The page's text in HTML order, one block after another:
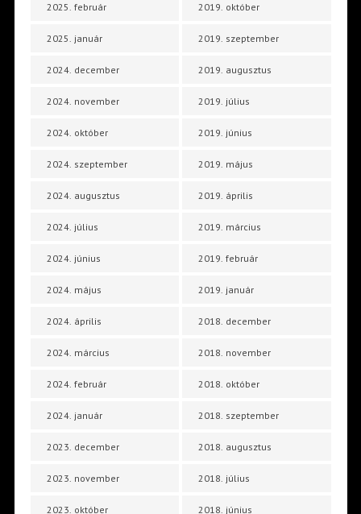
2025. február
2025. január
2024. december
2024. november
2024. október
2024. szeptember
2024. augusztus
2024. július
2024. június
2024. május
2024. április
2024. március
2024. február
2024. január
2023. december
2023. november
2023. október
2019. október
2019. szeptember
2019. augusztus
2019. július
2019. június
2019. május
2019. április
2019. március
2019. február
2019. január
2018. december
2018. november
2018. október
2018. szeptember
2018. augusztus
2018. július
2018. június